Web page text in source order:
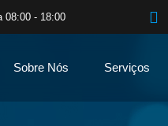
08:00 - 18:00
Sobre Nós Serviços